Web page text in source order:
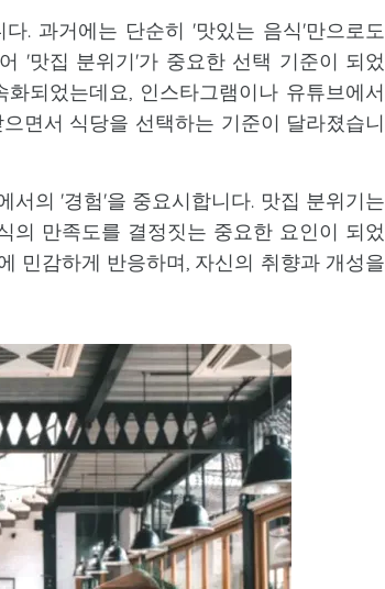
. 과거에는 단순히 '맛있는 음식'만으로도
'맛집 분위기'가 중요한 선택 기준이 되었
되었는데요, 인스타그램이나 유튜브에서
면서 식당을 선택하는 기준이 달라졌습니
의 '경험'을 중요시합니다. 맛집 분위기는
의 만족도를 결정짓는 중요한 요인이 되었
민감하게 반응하며, 자신의 취향과 개성을